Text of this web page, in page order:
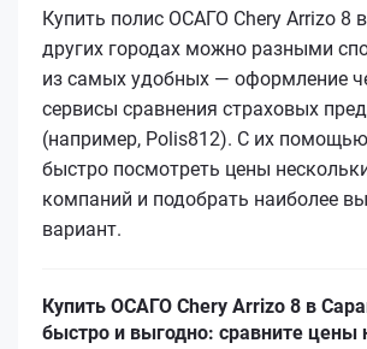
Купить полис ОСАГО Chery Arrizo 8
других городах можно разными
из самых удобных — оформление
сервисы сравнения страховых
(например, Polis812). С их
быстро посмотреть цены
компаний и подобрать наиболее
вариант.
Купить ОСАГО Chery Arrizo 8 в
быстро и выгодно: сравните цены